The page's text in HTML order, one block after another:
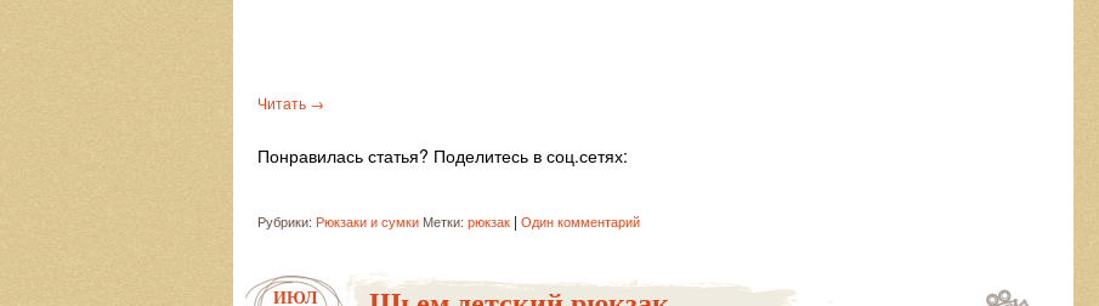
Читать →
Понравилась статья? Поделитесь в соц.сетях:
Рубрики: Рюкзаки и сумки Метки: рюкзак | Один комментарий
ИЮЛ